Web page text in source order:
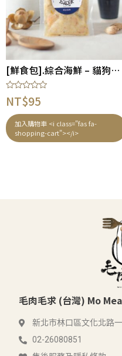
[鮮食包].綜合海鮮 – 貓狗適合
評
分
滿
分
5
NT$95
加入購物車 <i class="fas fa-
shopping-cart"></i>
毛肉毛求 (台灣) Mo
新北市林口區文化北路
02-26080851